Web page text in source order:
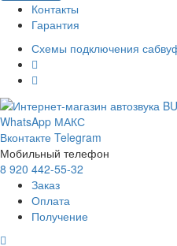
Контакты
Гарантия
Схемы подключения
WhatsApp МАКС
Вконтакте Telegram
Мобильный телефон
8 920 442-55-32
Заказ
Оплата
Получение